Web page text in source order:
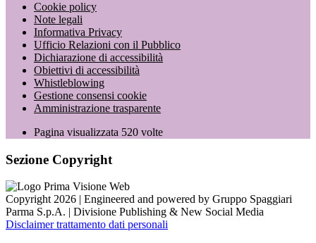
Cookie policy
Note legali
Informativa Privacy
Ufficio Relazioni con il Pubblico
Dichiarazione di accessibilità
Obiettivi di accessibilità
Whistleblowing
Gestione consensi cookie
Amministrazione trasparente
Pagina visualizzata 520 volte
Sezione Copyright
Copyright 2026 | Engineered and powered by Gruppo Spaggiari
Parma S.p.A. | Divisione Publishing & New Social Media
Disclaimer trattamento dati personali